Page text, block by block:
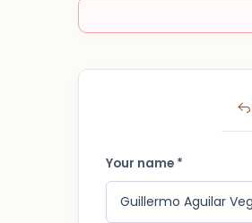
Your name *